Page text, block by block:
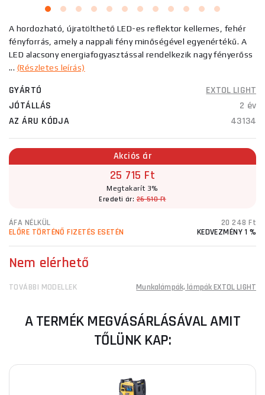
A hordozható, újratölthető LED-es reflektor kellemes, fehér
fényforrás, amely a nappali fény minőségével egyenértékű. A
LED alacsony energiafogyasztással rendelkezik nagy fényerőss
... (Részletes leírás)
GYÁRTÓ
EXTOL LIGHT
JÓTÁLLÁS
2 év
AZ ÁRU KÓDJA
43134
Akciós ár
25 715 Ft
Megtakarít 3%
Eredeti ár:26 510 Ft
ÁFA NÉLKÜL
20 248 Ft
ELŐRE TÖRTÉNŐ FIZETÉS ESETÉN
KEDVEZMÉNY 1 %
Nem elérhető
TOVÁBBI MODELLEK Munkalámpák, lámpák EXTOL LIGHT
A TERMÉK MEGVÁSÁRLÁSÁVAL AMIT
TŐLÜNK KAP: